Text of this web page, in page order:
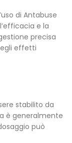
di Antabuse
e la
precisa
effetti
stabilito da
è generalmente
può